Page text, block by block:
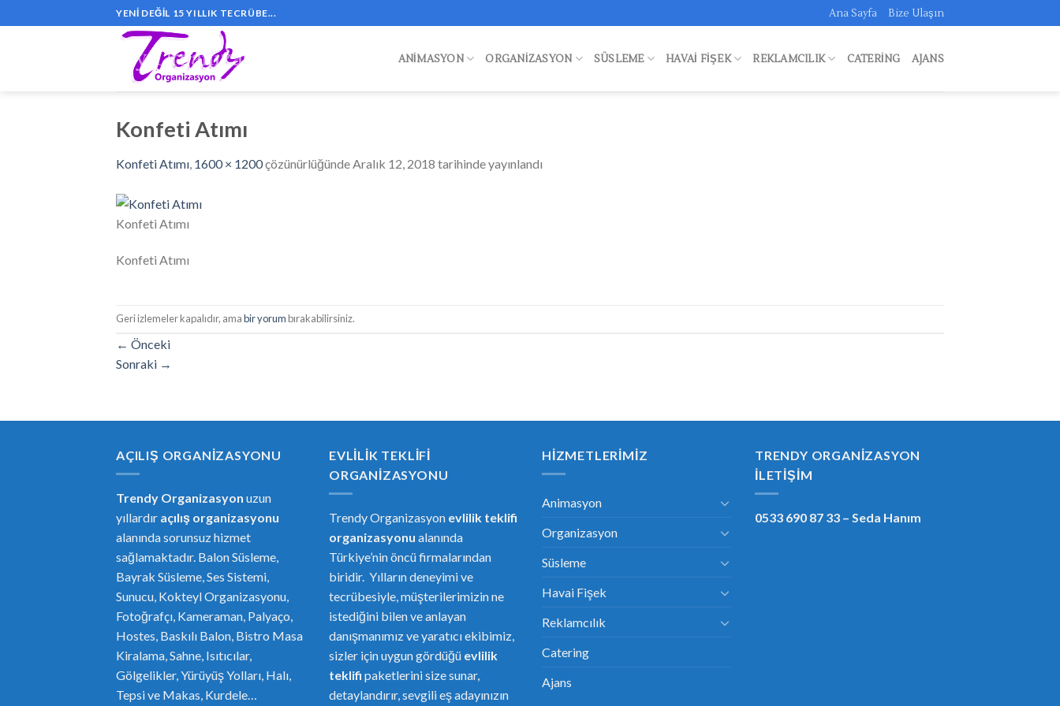
to
YENI DEĞIL 15 YILLIK TECRÜBE... Ana Sayfa Bize Ulaşın
ANIMASYON ORGANIZASYON SÜSLEME HAVAI FIŞEK REKLAMCILIK CATERING AJANS
Konfeti Atımı
Konfeti Atımı 1600 × 1200çözünürlüğünde Aralık 12, 2018 tarihinde yayınlandı
Konfeti Atımı
Konfeti Atımı
Geri izlemeler kapalıdır, amabir yorumbırakabilirsiniz.
← Önceki
Sonraki →
AÇILIŞ ORGANIZASYONU
Trendy Organizasyon uzun
yıllardır açılış organizasyonu
alanında sorunsuz hizmet
sağlamaktadır. Balon Süsleme,
Bayrak Süsleme, Ses Sistemi,
Sunucu, Kokteyl Organizasyonu,
Fotoğrafçı, Kameraman, Palyaço,
Hostes, Baskılı Balon, Bistro Masa
Kiralama, Sahne, Isıtıcılar,
Gölgelikler, Yürüyüş Yolları, Halı,
Tepsi ve Makas, Kurdele…
EVLILIK TEKLIFI
ORGANIZASYONU
Trendy Organizasyon evlilik teklifi
organizasyonu alanında
Türkiye’nin öncü firmalarından
biridir. Yılların deneyimi ve
tecrübesiyle, müşterilerimizin ne
istediğini bilen ve anlayan
danışmanımız ve yaratıcı ekibimiz,
sizler için uygun gördüğü evlilik
teklifi paketlerini size sunar,
detaylandırır, sevgili eş adayınızın
HIZMETLERIMIZ
Animasyon
Organizasyon
Süsleme
Havai Fişek
Reklamcılık
Catering
Ajans
TRENDY ORGANIZASYON
İLETIŞIM
0533 690 87 33 – Seda Hanım